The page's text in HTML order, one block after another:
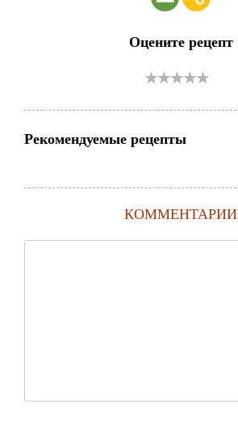
Оцените рецепт
Рекомендуемые рецепты
КОММЕНТАРИИ